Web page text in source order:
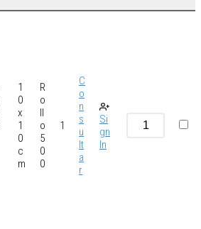
1
0
x
1
0
c
m
R
o
ll
o
5
0
0
1
C
o
n
s
u
lt
a
r
Si
gn
In